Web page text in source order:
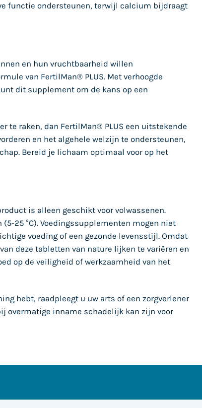
functie ondersteunen, terwijl calcium bijdraagt
en hun vruchtbaarheid willen
van FertilMan® PLUS. Met verhoogde
dit supplement om de kans op een
te raken, dan FertilMan® PLUS een uitstekende
en het algehele welzijn te ondersteunen,
Bereid je lichaam optimaal voor op het
is alleen geschikt voor volwassenen.
25 °C). Voedingssupplementen mogen niet
voeding of een gezonde levensstijl. Omdat
deze tabletten van nature lijken te variëren en
op de veiligheid of werkzaamheid van het
hebt, raadpleegt u uw arts of een zorgverlener
overmatige inname schadelijk kan zijn voor